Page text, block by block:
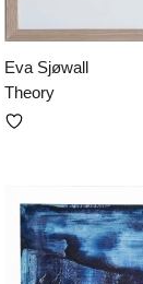
Eva Sjøwall
Theory